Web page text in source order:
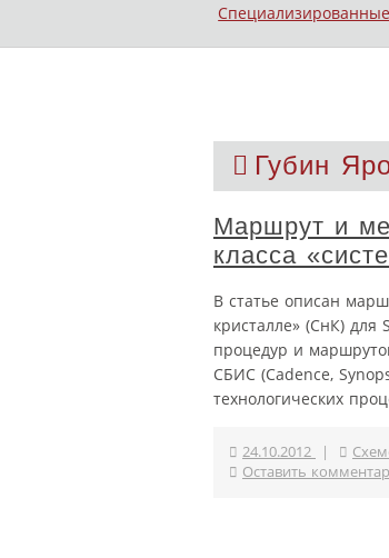
Губин
Маршрут и
класса
В статье описан
кристалле» (СнК) для
процедур и
СБИС (Cadence,
технологических
24.10.2012 |
Оставить